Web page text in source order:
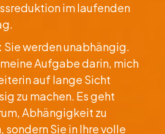
im laufenden
Sie werden unabhängig.
Aufgabe darin, mich
auf lange Sicht
zu machen. Es geht
Abhängigkeit zu
sondern Sie in Ihre volle